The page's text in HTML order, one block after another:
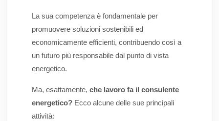
La sua competenza è fondamentale per
promuovere soluzioni sostenibili ed
economicamente efficienti, contribuendo così a
un futuro più responsabile dal punto di vista
energetico.
Ma, esattamente, che lavoro fa il consulente
energetico? Ecco alcune delle sue principali
attività: